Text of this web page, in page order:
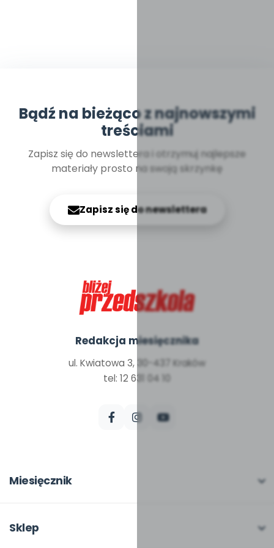
Bądź na bieżąco z najnowszymi
treściami
Zapisz się do newslettera i otrzymuj najlepsze
materiały prosto na swoją skrzynkę
Zapisz się do newslettera
Redakcja miesięcznika
ul. Kwiatowa 3, 30-437 Kraków
tel: 12 631 04 10
Miesięcznik
W numerze
Sklep